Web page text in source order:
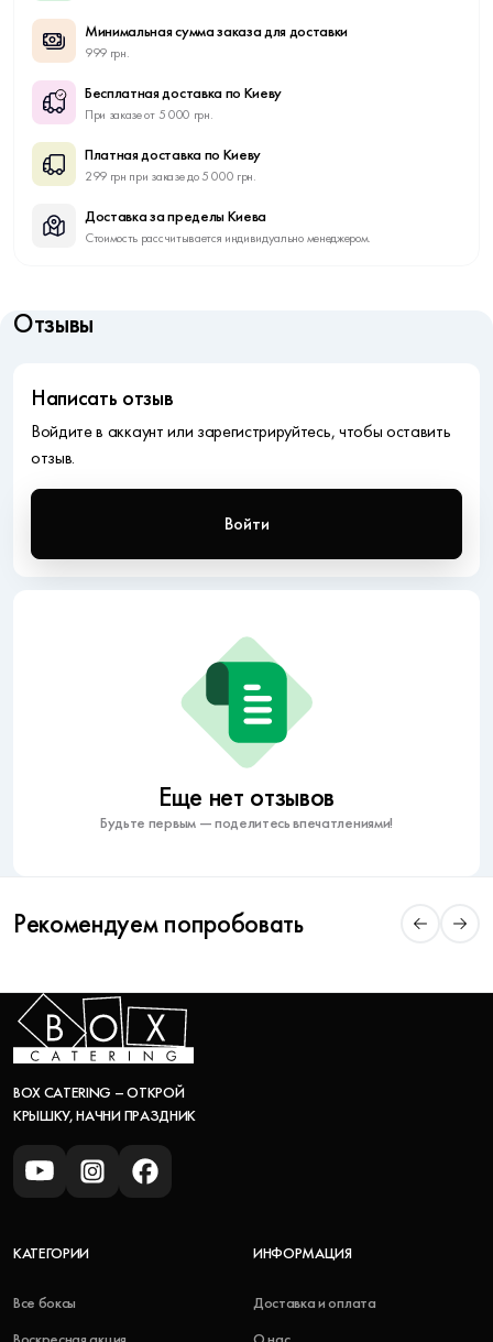
Минимальная сумма заказа для доставки
999 грн.
Бесплатная доставка по Киеву
При заказе от 5 000 грн.
Платная доставка по Киеву
299 грн при заказе до 5 000 грн.
Доставка за пределы Киева
Стоимость рассчитывается индивидуально менеджером.
Отзывы
Еще нет отзывов
Будьте первым — поделитесь впечатлениями!
Написать отзыв
Войдите в аккаунт или зарегистрируйтесь, чтобы оставить
отзыв.
Войти
Рекомендуем попробовать
BOX CATERING – ОТКРОЙ
КРЫШКУ, НАЧНИ ПРАЗДНИК
КАТЕГОРИИ
Все боксы
ИНФОРМАЦИЯ
Доставка и оплата